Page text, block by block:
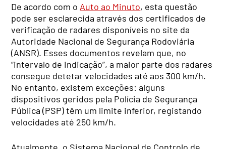
De acordo com o Auto ao Minuto, esta questão
pode ser esclarecida através dos certificados de
verificação de radares disponíveis no site da
Autoridade Nacional de Segurança Rodoviária
(ANSR). Esses documentos revelam que, no
“intervalo de indicação”, a maior parte dos radares
consegue detetar velocidades até aos 300 km/h.
No entanto, existem exceções: alguns
dispositivos geridos pela Polícia de Segurança
Pública (PSP) têm um limite inferior, registando
velocidades até 250 km/h.